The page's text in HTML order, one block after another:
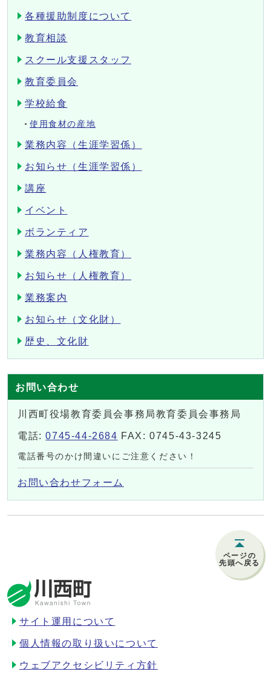
各種援助制度について
教育相談
スクール支援スタッフ
教育委員会
学校給食
使用食材の産地
業務内容（生涯学習係）
お知らせ（生涯学習係）
講座
イベント
ボランティア
業務内容（人権教育）
お知らせ（人権教育）
業務案内
お知らせ（文化財）
歴史、文化財
お問い合わせ
川西町役場教育委員会事務局教育委員会事務局
電話:0745-44-2684 FAX: 0745-43-3245
電話番号のかけ間違いにご注意ください！
お問い合わせフォーム
ページの
先頭へ戻る
サイト運用について
個人情報の取り扱いについて
ウェブアクセシビリティ方針